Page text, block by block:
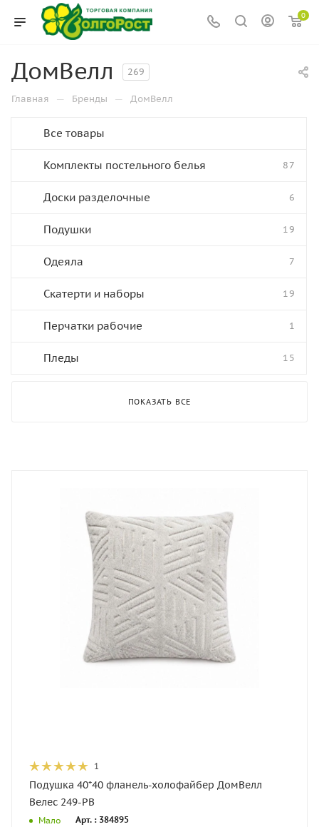
0
ДомВелл 269
Главная — Бренды — ДомВелл
Все товары
Комплекты постельного белья 87
Доски разделочные 6
Подушки 19
Одеяла 7
Скатерти и наборы 19
Перчатки рабочие 1
Пледы 15
ПОКАЗАТЬ ВСЕ
1
Подушка 40*40 фланель-холофайбер ДомВелл
Велес 249-PB
Мало Арт. : 384895